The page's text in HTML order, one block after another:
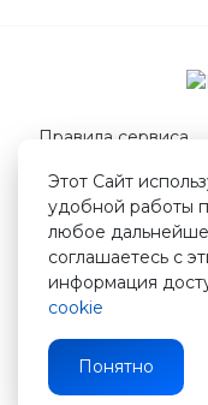
Этот Сайт
удобной работы
любое
соглашаетесь с
информация
cookie
Понятно
Правила сервиса
©